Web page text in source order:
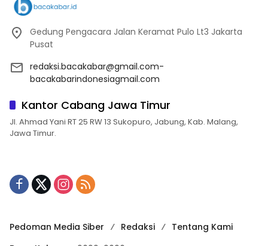
Gedung Pengacara Jalan Keramat Pulo Lt3 Jakarta
Pusat
redaksi.bacakabar@gmail.com-
bacakabarindonesiagmail.com
Kantor Cabang Jawa Timur
Jl. Ahmad Yani RT 25 RW 13 Sukopuro, Jabung, Kab. Malang,
Jawa Timur.
Pedoman Media Siber Redaksi
Tentang Kami